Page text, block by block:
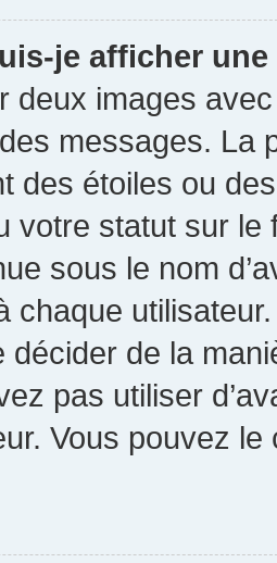
je afficher
deux images
messages. La
des étoiles ou
votre statut sur
sous le nom
chaque utilisateur.
décider de la
pas utiliser
Vous pouvez